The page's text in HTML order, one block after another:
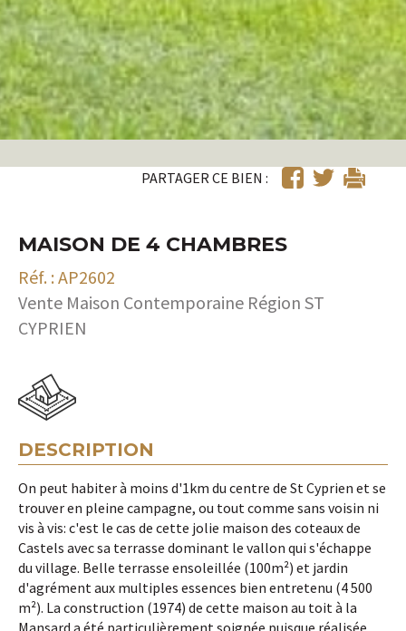
PARTAGER CE BIEN :
MAISON DE 4 CHAMBRES
Réf. : AP2602
Vente Maison Contemporaine Région ST
CYPRIEN
DESCRIPTION
On peut habiter à moins d'1km du centre de St Cyprien et se
trouver en pleine campagne, ou tout comme sans voisin ni
vis à vis: c'est le cas de cette jolie maison des coteaux de
Castels avec sa terrasse dominant le vallon qui s'échappe
du village. Belle terrasse ensoleillée (100m²) et jardin
d'agrément aux multiples essences bien entretenu (4 500
m²). La construction (1974) de cette maison au toit à la